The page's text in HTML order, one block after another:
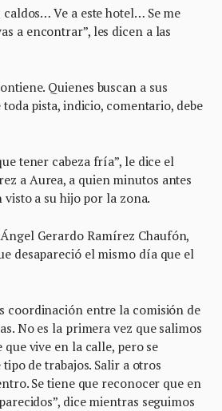
Ve a este hotel… Se me
a encontrar”, les dicen a las
Quienes buscan a sus
pista, indicio, comentario, debe
tener cabeza fría”, le dice el
a Aurea, a quien minutos antes
a su hijo por la zona.
Gerardo Ramírez Chaufón,
desapareció el mismo día que el
coordinación entre la comisión de
No es la primera vez que salimos
vive en la calle, pero se
de trabajos. Salir a otros
Se tiene que reconocer que en
dice mientras seguimos